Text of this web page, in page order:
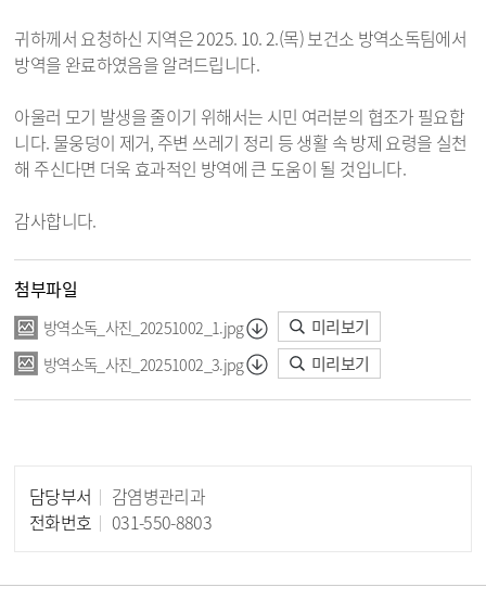
귀하께서 요청하신 지역은 2025. 10. 2.(목) 보건소 방역소독팀에서
방역을 완료하였음을 알려드립니다.
아울러 모기 발생을 줄이기 위해서는 시민 여러분의 협조가 필요합
니다. 물웅덩이 제거, 주변 쓰레기 정리 등 생활 속 방제 요령을 실천
해 주신다면 더욱 효과적인 방역에 큰 도움이 될 것입니다.
감사합니다.
첨부파일
방역소독_사진_20251002_1.jpg
미리보기
방역소독_사진_20251002_3.jpg
미리보기
담당부서
감염병관리과
전화번호
031-550-8803